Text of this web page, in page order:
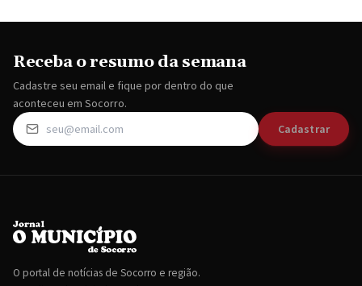
Receba o resumo da semana
Cadastre seu email e fique por dentro do que
aconteceu em Socorro.
Cadastrar
O portal de notícias de Socorro e região.